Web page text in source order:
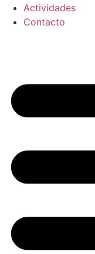
Actividades
Contacto